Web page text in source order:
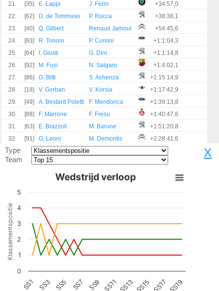
21.
[35] E. Lappi J. Ferm
+34:57,0
22.
[62] D. de Tommaso P. Rocca
+38:38,1
23.
[40] Q. Gilbert Renaud Jamoul
+54:45,6
24.
[83] R. Tononi P. Comini
+1:1:04,3
25.
[64] I. Giusti G. Dini
+1:1:14,8
26.
[92] M. Fusi N. Salgaro
+1:4:02,1
27.
[86] G. Bitti S. Achenza
+1:15:14,9
28.
[18] V. Gorban V. Korsia
+1:17:42,9
29.
[49] A. Bestard Poletti F. Mendonca
+1:39:13,8
30.
[88] F. Marrone F. Fresu
+1:40:47,6
31.
[63] E. Brazzoli M. Barone
+1:51:20,8
32.
[91] G. Leoni M. Demontis +2:28:41,6
X
Type
Team
Klassementspositie
Wedstrijd verloop
SS1 SS3 SS5 SS7 SS9 SS11 SS13 SS15 SS17 SS19
0
1
2
3
4
5